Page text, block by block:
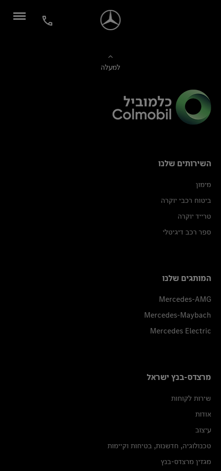
למעלה
השירותים שלנו
מימון
ביטוח רכבי יוקרה
טרייד יוקרה
ספר רכב דיגיטלי
המותגים שלנו
Mercedes-AMG
Mercedes-Maybach
Mercedes Electric
מרצדס-בנץ ישראל
שירות לקוחות
אודות
עיצוב
טכנולוגיה, חדשנות, בטיחות וקיימות
מגזין מרצדס-בנץ